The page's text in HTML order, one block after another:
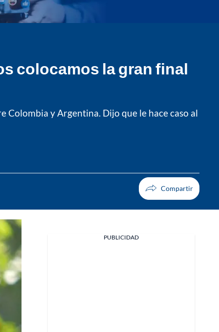
colocamos la gran final
Colombia y Argentina. Dijo que le hace caso al
PUBLICIDAD